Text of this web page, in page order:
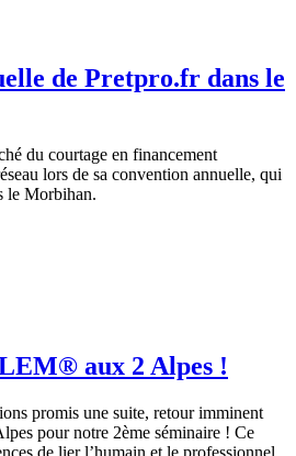
de Pretpro.fr dans le
du courtage en financement
lors de sa convention annuelle, qui
le Morbihan.
aux 2 Alpes !
promis une suite, retour imminent
pour notre 2ème séminaire ! Ce